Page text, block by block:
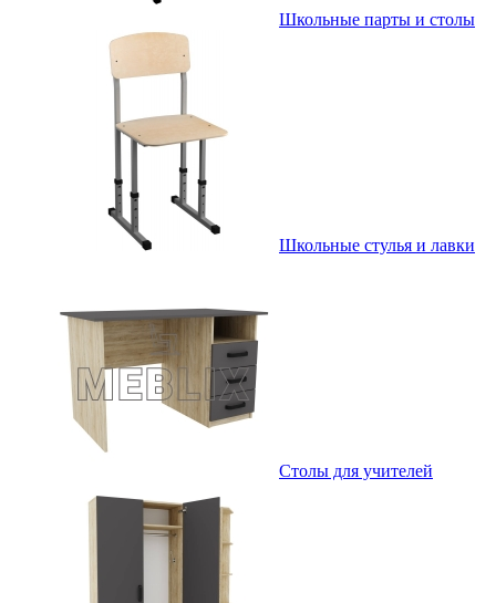
Школьные парты и столы
Школьные стулья и лавки
Столы для учителей